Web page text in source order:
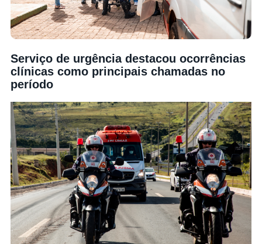
Serviço de urgência destacou ocorrências
clínicas como principais chamadas no
período